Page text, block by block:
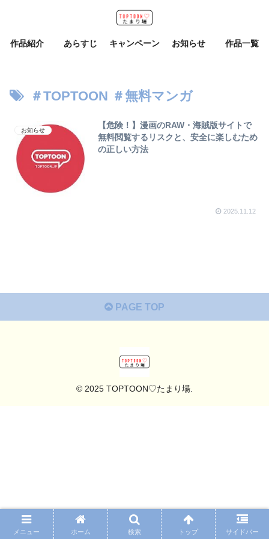
作品紹介 あらすじ キャンペーン お知らせ 作品一覧
＃TOPTOON ＃無料マンガ
お知らせ
【危険！】漫画のRAW・海賊版サイトで
無料閲覧するリスクと、安全に楽しむため
の正しい方法
2025.11.12
PAGE TOP
© 2025 TOPTOON♡たまり場.
メニュー ホーム 検索 トップ サイドバー